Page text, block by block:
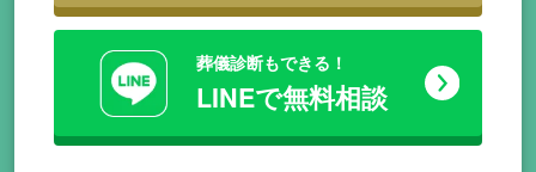
葬儀診断もできる！
LINEで無料相談